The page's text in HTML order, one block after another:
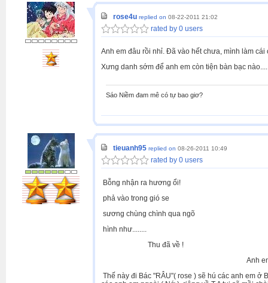
rose4u replied on 08-22-2011 21:02
rated by 0 users
Anh em đâu rồi nhỉ. Đã vào hết chưa, mình làm cái
Xưng danh sớm để anh em còn tiện bàn bạc
Sáo Niềm đam mê có tự bao giơ?
tieuanh95 replied on 08-26-2011 10:49
rated by 0 users
Bỗng nhận ra hương ổi!
phả vào trong gió se
sương chùng chình qua ngõ
hình như........
Thu đã về !
Anh em Đà Nẵng ơi !!!!!!!
Thế này đi Bác "RÂU"( rose ) sẽ hú các anh em ở